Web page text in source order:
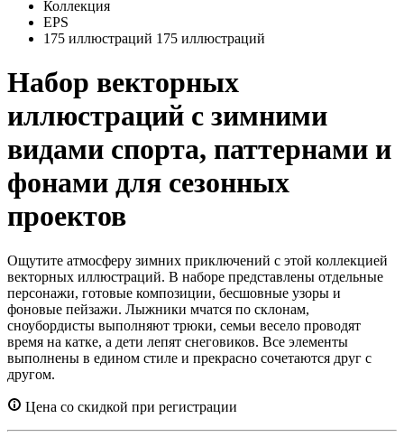
Коллекция
EPS
175 иллюстраций 175 иллюстраций
Набор векторных
иллюстраций с зимними
видами спорта, паттернами и
фонами для сезонных
проектов
Ощутите атмосферу зимних приключений с этой коллекцией
векторных иллюстраций. В наборе представлены отдельные
персонажи, готовые композиции, бесшовные узоры и
фоновые пейзажи. Лыжники мчатся по склонам,
сноубордисты выполняют трюки, семьи весело проводят
время на катке, а дети лепят снеговиков. Все элементы
выполнены в едином стиле и прекрасно сочетаются друг с
другом.
Цена со скидкой при регистрации